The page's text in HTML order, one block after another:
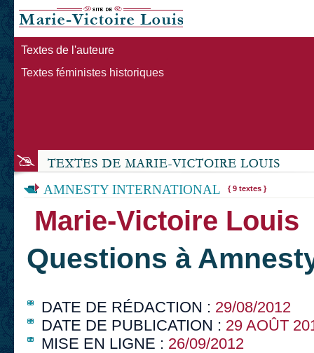
Textes de l'auteure
Textes féministes historiques
AMNESTY INTERNATIONAL { 9 textes }
Marie-Victoire Louis
Questions à
DATE DE RÉDACTION : 29/08/2012
DATE DE PUBLICATION : 29 AOÛT
MISE EN LIGNE : 26/09/2012